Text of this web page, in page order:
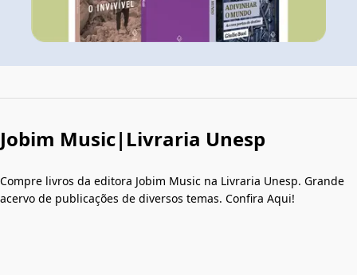
Jobim Music|Livraria Unesp
Compre livros da editora Jobim Music na Livraria Unesp. Grande
acervo de publicações de diversos temas. Confira Aqui!